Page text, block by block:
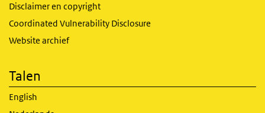
Disclaimer en copyright
Coordinated Vulnerability Disclosure
Website archief
Talen
English